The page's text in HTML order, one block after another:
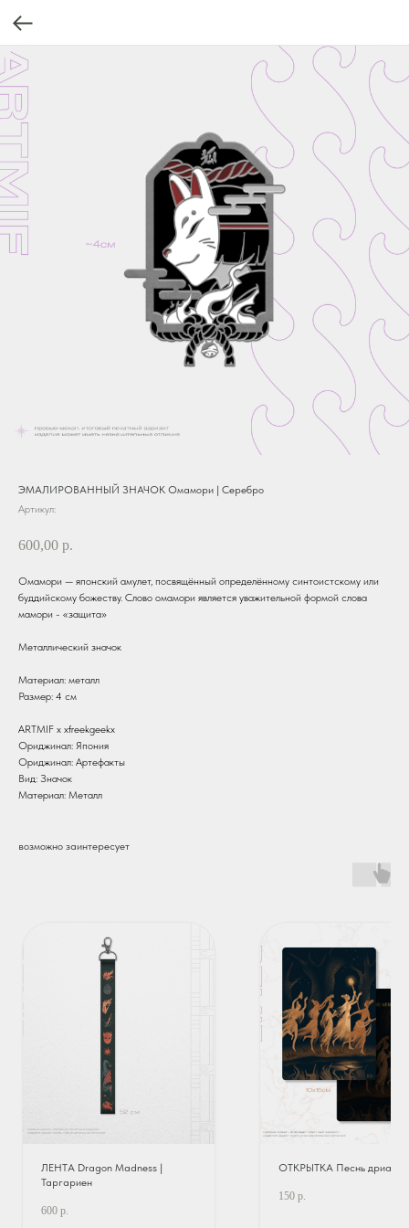
ЭМАЛИРОВАННЫЙ ЗНАЧОК Омамори | Серебро
Артикул:
600,00 р.
Омамори — японский амулет, посвящённый определённому синтоистскому или
буддийскому божеству. Слово омамори является уважительной формой слова
мамори - «защита»
Металлический значок
Материал: металл
Размер: 4 см
ARTMIF х xfreekgeekx
Ориджинал: Япония
Ориджинал: Артефакты
Вид: Значок
Материал: Металл
возможно заинтересует
ЛЕНТА Dragon Madness |
Таргариен
600 р.
ОТКРЫТКА Песнь дриад
150 р.